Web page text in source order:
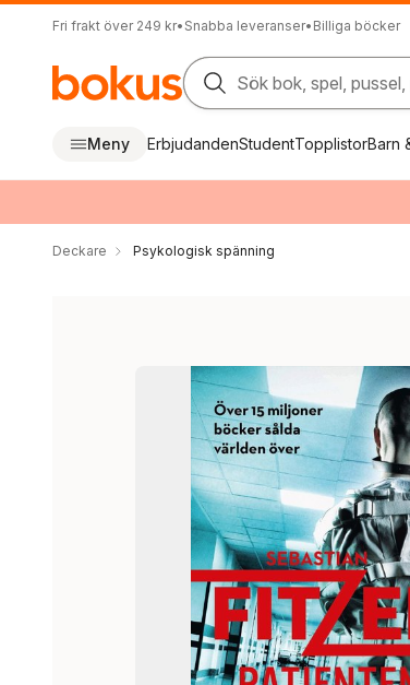
Fri frakt över 249 kr• Snabba leveranser• Billiga böcker
Sök bok, spel, pussel,
Meny ErbjudandenStudentTopplistorBarn
Deckare Psykologisk spänning